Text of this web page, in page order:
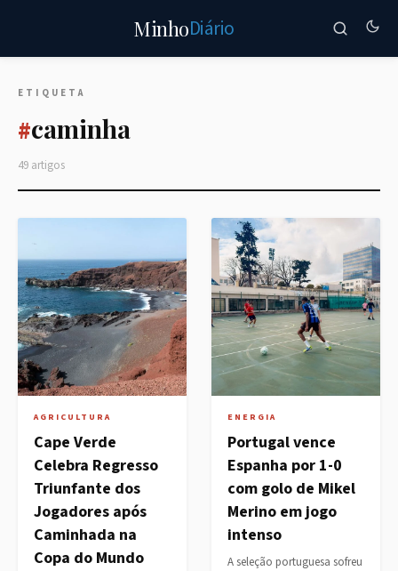
MinhoDiário
ETIQUETA
#caminha
49 artigos
AGRICULTURA
Cape Verde
Celebra Regresso
Triunfante dos
Jogadores após
Caminhada na
Copa do Mundo
ENERGIA
Portugal vence
Espanha por 1-0
com golo de Mikel
Merino em jogo
intenso
A seleção portuguesa sofreu